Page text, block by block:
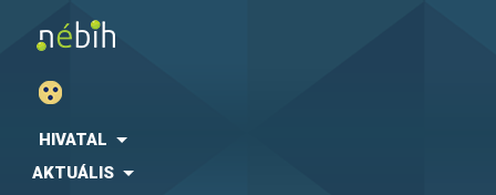
HIVATAL
AKTUÁLIS